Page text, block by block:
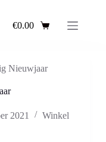
€0.00
Nieuwjaar
2021 Winkel